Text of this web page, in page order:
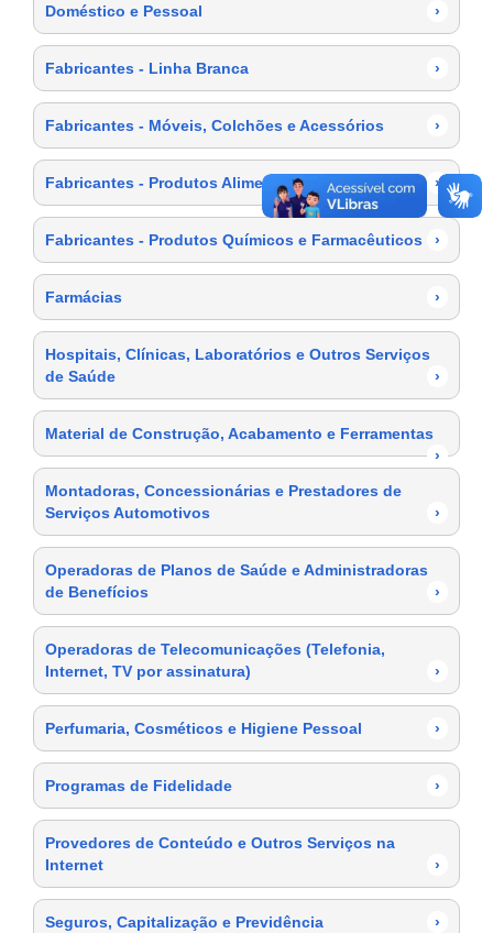
Doméstico e Pessoal
›
Fabricantes - Linha Branca ›
Fabricantes - Móveis, Colchões e Acessórios ›
Fabricantes - Produtos Alimentícios ›
Fabricantes - Produtos Químicos e Farmacêuticos ›
Farmácias ›
Hospitais, Clínicas, Laboratórios e Outros Serviços
de Saúde
›
Material de Construção, Acabamento e Ferramentas
›
Montadoras, Concessionárias e Prestadores de
Serviços Automotivos
›
Operadoras de Planos de Saúde e Administradoras
de Benefícios
›
Operadoras de Telecomunicações (Telefonia,
Internet, TV por assinatura)
›
Perfumaria, Cosméticos e Higiene Pessoal ›
Programas de Fidelidade ›
Provedores de Conteúdo e Outros Serviços na
Internet
›
Seguros, Capitalização e Previdência ›